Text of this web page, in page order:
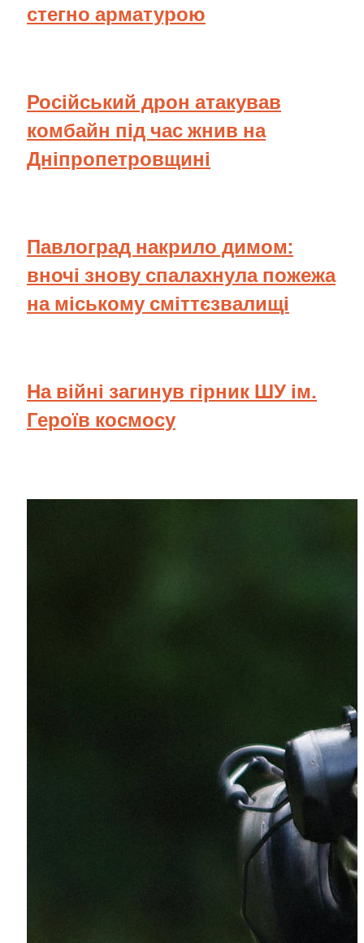
стегно арматурою
Російський дрон атакував
комбайн під час жнив на
Дніпропетровщині
Павлоград накрило димом:
вночі знову спалахнула пожежа
на міському сміттєзвалищі
На війні загинув гірник ШУ ім.
Героїв космосу